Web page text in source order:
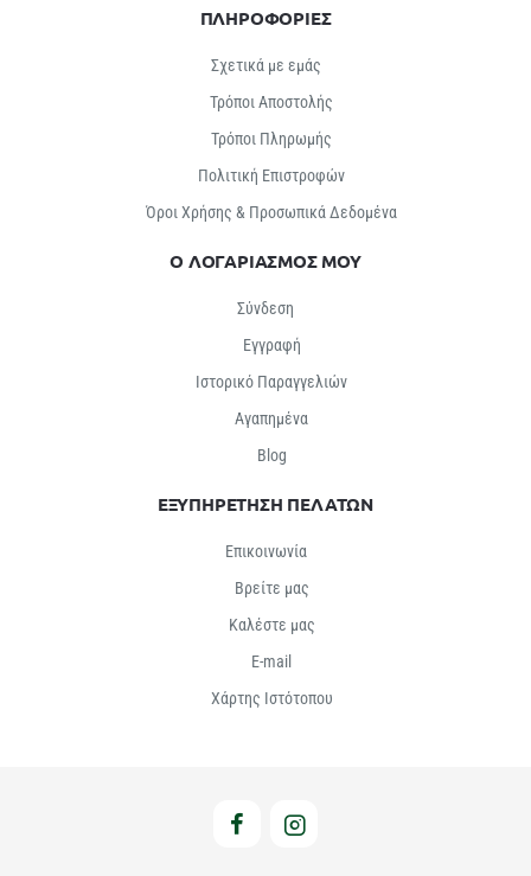
ΠΛΗΡΟΦΟΡΙΕΣ
Σχετικά με εμάς
Τρόποι Αποστολής
Τρόποι Πληρωμής
Πολιτική Επιστροφών
Όροι Χρήσης & Προσωπικά Δεδομένα
Ο ΛΟΓΑΡΙΑΣΜΟΣ ΜΟΥ
Σύνδεση
Εγγραφή
Ιστορικό Παραγγελιών
Αγαπημένα
Βlog
ΕΞΥΠΗΡΕΤΗΣΗ ΠΕΛΑΤΩΝ
Επικοινωνία
Βρείτε μας
Καλέστε μας
E-mail
Χάρτης Ιστότοπου